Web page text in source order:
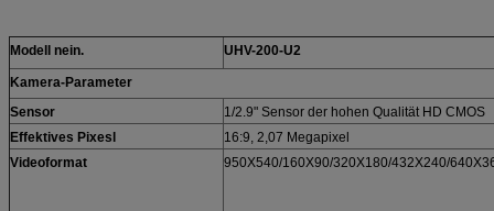
Modell nein. UHV-200-U2
Kamera-Parameter
Sensor
1/2.9" Sensor der hohen Qualität HD CMOS
Effektives Pixesl
16:9, 2,07 Megapixel
Videoformat
950X540/160X90/320X180/432X240/